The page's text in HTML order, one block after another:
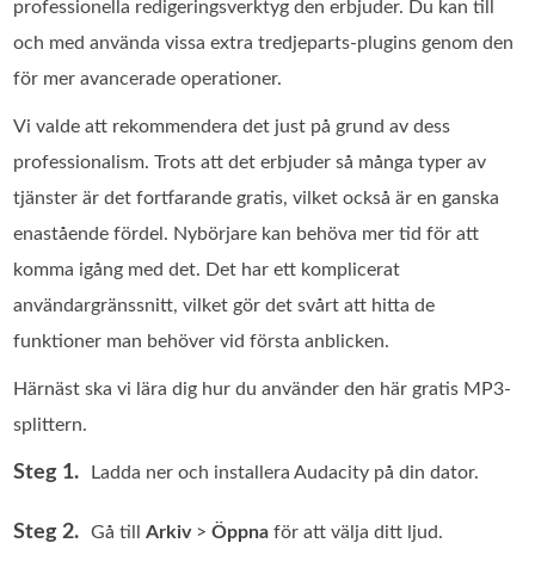
professionella redigeringsverktyg den erbjuder. Du kan till
och med använda vissa extra tredjeparts-plugins genom den
för mer avancerade operationer.
Vi valde att rekommendera det just på grund av dess
professionalism. Trots att det erbjuder så många typer av
tjänster är det fortfarande gratis, vilket också är en ganska
enastående fördel. Nybörjare kan behöva mer tid för att
komma igång med det. Det har ett komplicerat
användargränssnitt, vilket gör det svårt att hitta de
funktioner man behöver vid första anblicken.
Härnäst ska vi lära dig hur du använder den här gratis MP3-
splittern.
Steg 1. Ladda ner och installera Audacity på din dator.
Steg 2. Gå tillArkiv>Öppna för att välja ditt ljud.